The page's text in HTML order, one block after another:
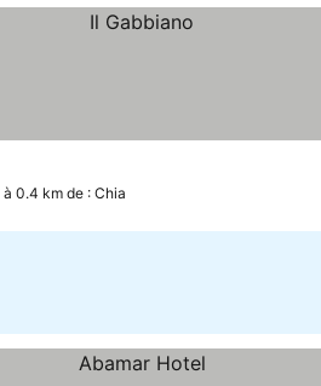
à 0.4 km de : Chia